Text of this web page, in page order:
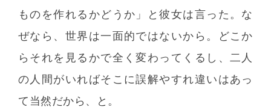
ものを作れるかどうか」と彼女は言った。な
ぜなら、世界は一面的ではないから。どこか
らそれを見るかで全く変わってくるし、二人
の人間がいればそこに誤解やすれ違いはあっ
て当然だから、と。